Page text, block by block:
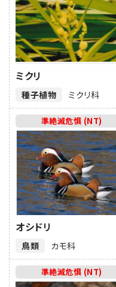
種子植物
ミクリ
ミクリ科
鳥類
オシドリ
カモ科
準絶滅危惧 (NT)
準絶滅危惧 (NT)